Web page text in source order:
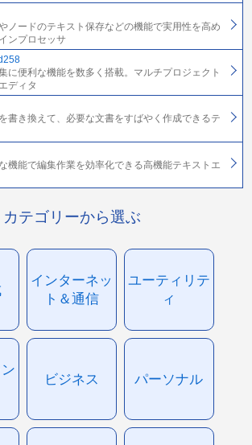
ノードのテキスト保存などの機能で実用性を高め
ンプロセッサ
に便利な機能を数多く搭載。マルチプロジェクト
ディタ
書き換えて、必要な文書をすばやく作成できるテ
機能で編集作業を効率化できる高機能テキストエ
カテゴリーから選ぶ
インターネッ
ト＆通信
ユーティリテ
ィ
ビジネス パーソナル